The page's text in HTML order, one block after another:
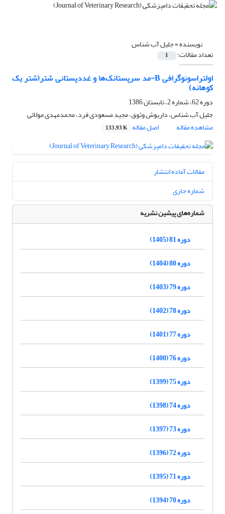
نویسنده =جلیل آب شناس
تعداد مقالات: 1
اولتراسونوگرافی B-مد‌ سرپستانک‌ها و غددپستانی شتر(شتر یک
کوهانه)
دوره 62، شماره 2، تابستان 1386
جلیل آب شناس، داریوش وثوق، مجید مسعودی فرد، محمدمهدی مولائی
مشاهده مقاله
اصل مقاله 133.93 K
مقالات آماده انتشار
شماره جاری
شماره‌های پیشین نشریه
دوره 81 (1405)
دوره 80 (1404)
دوره 79 (1403)
دوره 78 (1402)
دوره 77 (1401)
دوره 76 (1400)
دوره 75 (1399)
دوره 74 (1398)
دوره 73 (1397)
دوره 72 (1396)
دوره 71 (1395)
دوره 70 (1394)